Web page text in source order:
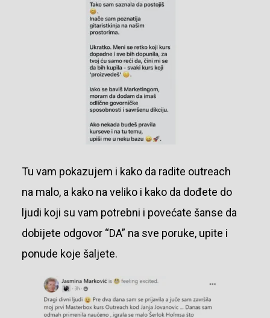
Tu vam pokazujem i kako da radite outreach
na malo, a kako na veliko i kako da dođete do
ljudi koji su vam potrebni i povećate šanse da
dobijete odgovor “DA” na sve poruke, upite i
ponude koje šaljete.